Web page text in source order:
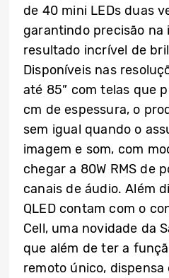
de 40 mini LEDs duas
garantindo precisão na
resultado incrível de
Disponíveis nas
até 85” com telas que
cm de espessura, o
sem igual quando o
imagem e som, com
chegar a 80W RMS de
canais de áudio. Além
QLED contam com o
Cell, uma novidade da
que além de ter a
remoto único, dispensa